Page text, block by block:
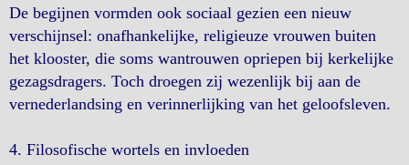
De begijnen vormden ook sociaal gezien een nieuw
verschijnsel: onafhankelijke, religieuze vrouwen buiten
het klooster, die soms wantrouwen opriepen bij kerkelijke
gezagsdragers. Toch droegen zij wezenlijk bij aan de
vernederlandsing en verinnerlijking van het geloofsleven.
4. Filosofische wortels en invloeden